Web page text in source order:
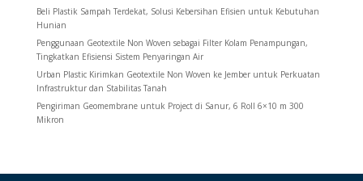
Beli Plastik Sampah Terdekat, Solusi Kebersihan Efisien untuk Kebutuhan
Hunian
Penggunaan Geotextile Non Woven sebagai Filter Kolam Penampungan,
Tingkatkan Efisiensi Sistem Penyaringan Air
Urban Plastic Kirimkan Geotextile Non Woven ke Jember untuk Perkuatan
Infrastruktur dan Stabilitas Tanah
Pengiriman Geomembrane untuk Project di Sanur, 6 Roll 6×10 m 300
Mikron